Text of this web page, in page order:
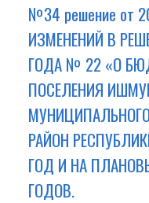
№34 решение от
ИЗМЕНЕНИЙ В
ГОДА № 22 «О
ПОСЕЛЕНИЯ
РАЙОН
ГОД И НА
ГОДОВ.